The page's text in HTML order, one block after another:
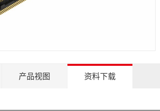
产品视图 资料下载